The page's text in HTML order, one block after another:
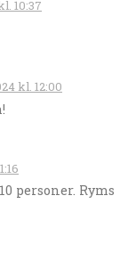
10:37
kl. 12:00
personer. Ryms